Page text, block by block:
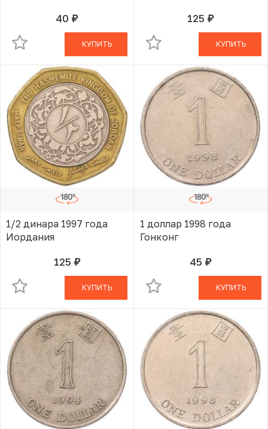
40 руб.В КОРЗИНЕ
КУПИТЬ
125 руб.В КОРЗИНЕ
КУПИТЬ
1/2 динара 1997 года
Иордания
125 руб.В КОРЗИНЕ
КУПИТЬ
1 доллар 1998 года
Гонконг
45 руб.В КОРЗИНЕ
КУПИТЬ